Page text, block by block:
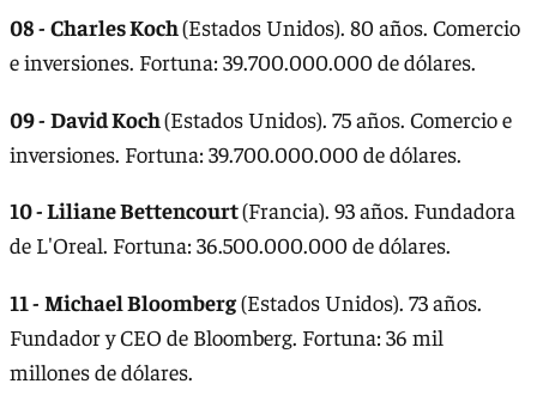
08 - Charles Koch(Estados Unidos). 80 años. Comercio
e inversiones. Fortuna: 39.700.000.000 de dólares.
09 - David Koch(Estados Unidos). 75 años. Comercio e
inversiones. Fortuna: 39.700.000.000 de dólares.
10 - Liliane Bettencourt(Francia). 93 años. Fundadora
de L'Oreal. Fortuna: 36.500.000.000 de dólares.
11 - Michael Bloomberg(Estados Unidos). 73 años.
Fundador y CEO de Bloomberg. Fortuna: 36 mil
millones de dólares.